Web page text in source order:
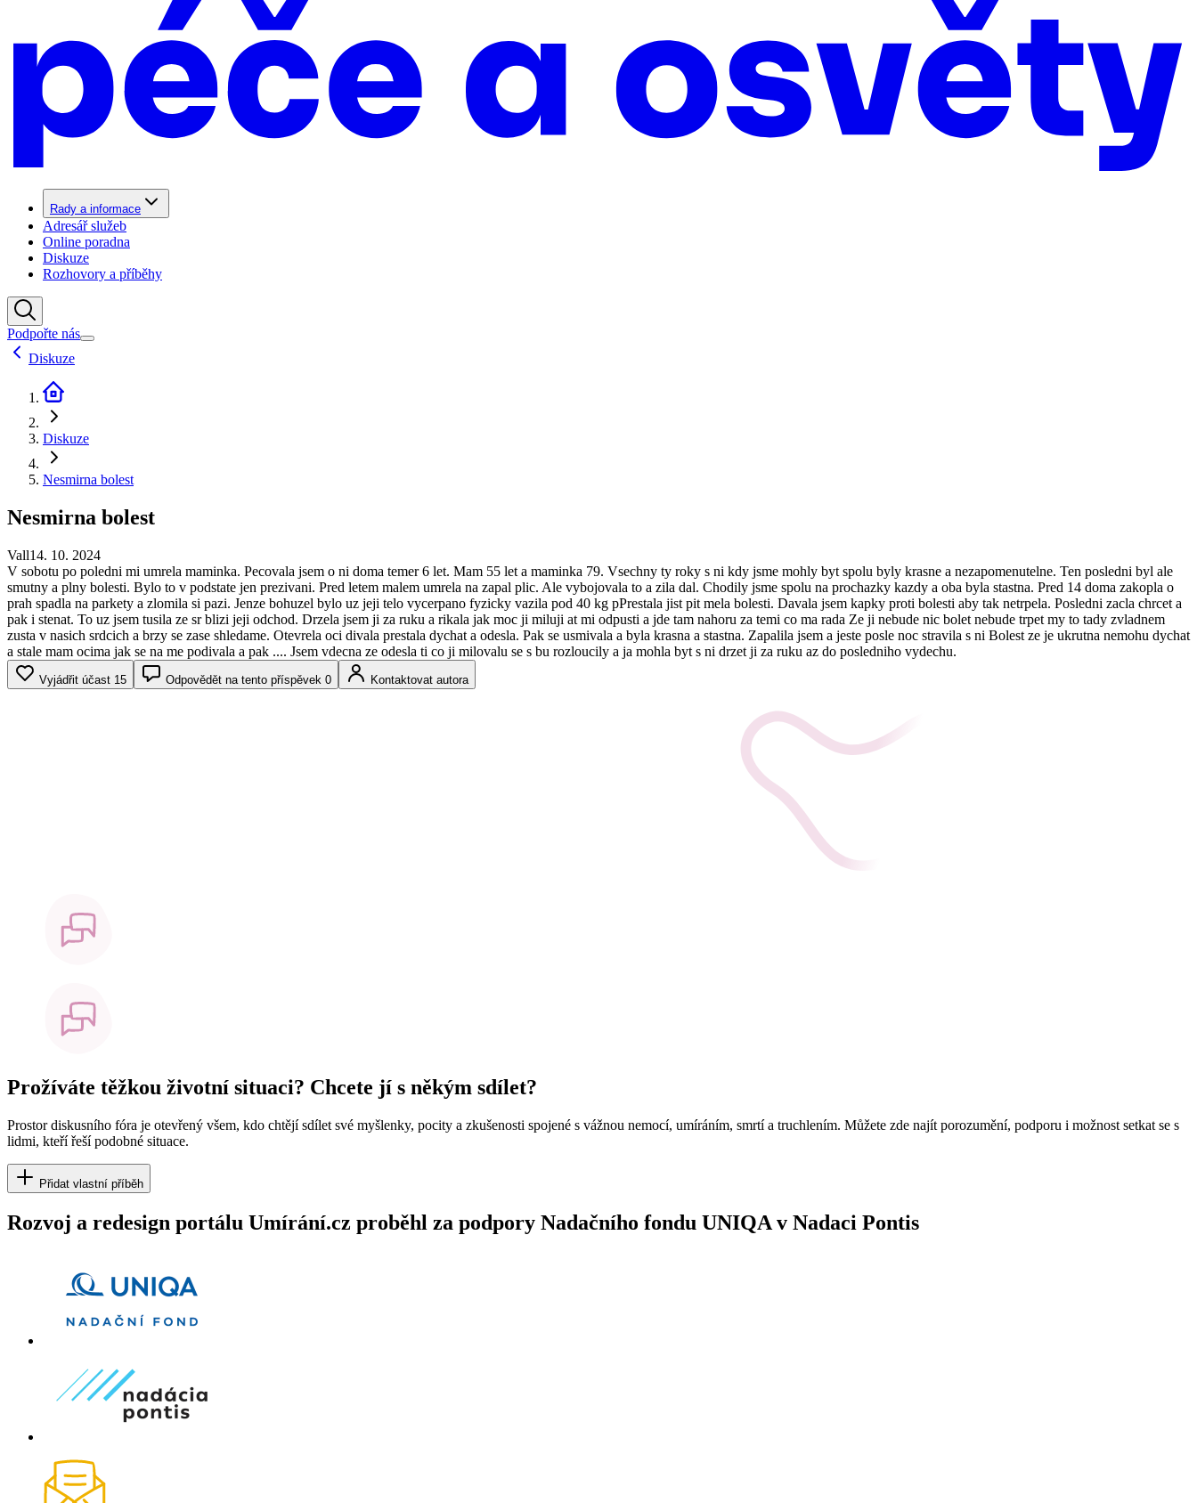
Rady a informace
Adresář služeb
Online poradna
Diskuze
Rozhovory a příběhy
Podpořte nás
Diskuze
Diskuze
Nesmirna bolest
Nesmirna bolest
Vall14. 10. 2024
V sobotu po poledni mi umrela maminka. Pecovala jsem o ni doma temer 6 let. Mam 55 let a maminka 79. Vsechny ty roky s ni kdy jsme mohly byt spolu byly krasne a nezapomenutelne. Ten posledni byl ale
smutny a plny bolesti. Bylo to v podstate jen prezivani. Pred letem malem umrela na zapal plic. Ale vybojovala to a zila dal. Chodily jsme spolu na prochazky kazdy a oba byla stastna. Pred 14 doma zakopla o
prah spadla na parkety a zlomila si pazi. Jenze bohuzel bylo uz jeji telo vycerpano fyzicky vazila pod 40 kg pPrestala jist pit mela bolesti. Davala jsem kapky proti bolesti aby tak netrpela. Posledni zacla chrcet a
pak i stenat. To uz jsem tusila ze sr blizi jeji odchod. Drzela jsem ji za ruku a rikala jak moc ji miluji at mi odpusti a jde tam nahoru za temi co ma rada Ze ji nebude nic bolet nebude trpet my to tady zvladnem
zusta v nasich srdcich a brzy se zase shledame. Otevrela oci divala prestala dychat a odesla. Pak se usmivala a byla krasna a stastna. Zapalila jsem a jeste posle noc stravila s ni Bolest ze je ukrutna nemohu dychat
a stale mam ocima jak se na me podivala a pak .... Jsem vdecna ze odesla ti co ji milovalu se s bu rozloucily a ja mohla byt s ni drzet ji za ruku az do posledniho vydechu.
Vyjádřit účast 15 Odpovědět na tento příspěvek 0 Kontaktovat autora
Prožíváte těžkou životní situaci? Chcete jí s někým sdílet?
Prostor diskusního fóra je otevřený všem, kdo chtějí sdílet své myšlenky, pocity a zkušenosti spojené s vážnou nemocí, umíráním, smrtí a truchlením. Můžete zde najít porozumění, podporu i možnost setkat se s
lidmi, kteří řeší podobné situace.
Přidat vlastní příběh
Rozvoj a redesign portálu Umírání.cz proběhl za podpory Nadačního fondu UNIQA v Nadaci Pontis